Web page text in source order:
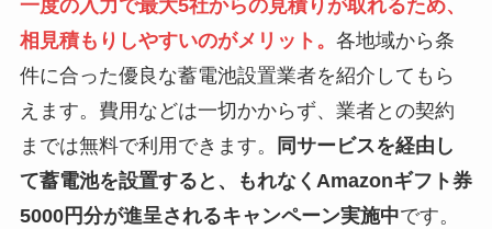
一度の入力で最大5社からの見積りが取れるため、
相見積もりしやすいのがメリット。 各地域から条
件に合った優良な蓄電池設置業者を紹介してもら
えます。費用などは一切かからず、業者との契約
までは無料で利用できます。
同サービスを経由し
て蓄電池を設置すると、もれなくAmazonギフト券
5000円分が進呈されるキャンペーン実施中です。